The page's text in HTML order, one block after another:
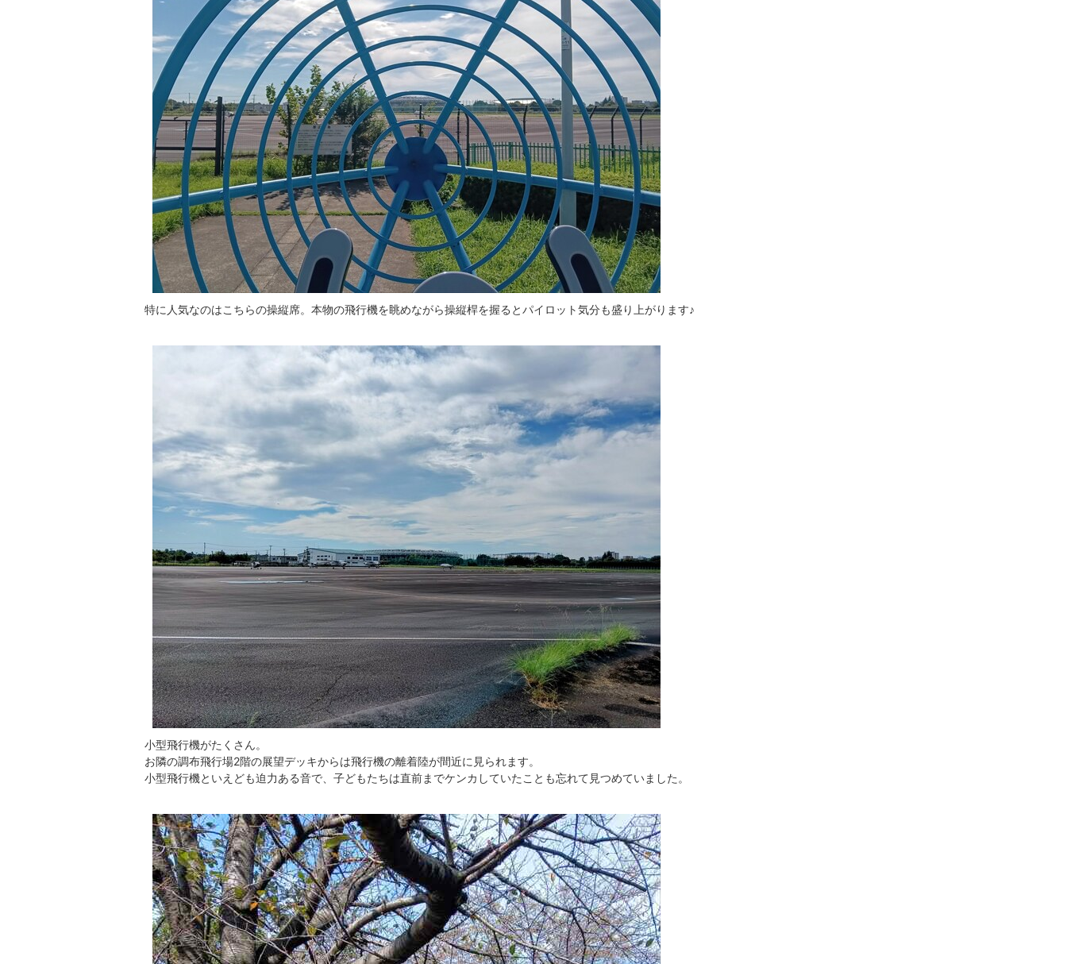
特に人気なのはこちらの操縦席。本物の飛行機を眺めながら操縦桿を握るとパイロット気分も盛り上がります♪
小型飛行機がたくさん。
お隣の調布飛行場2階の展望デッキからは飛行機の離着陸が間近に見られます。
小型飛行機といえども迫力ある音で、子どもたちは直前までケンカしていたことも忘れて見つめていました。